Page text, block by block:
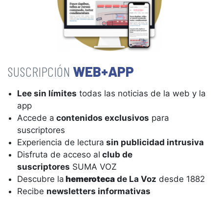
WEB+APP
Lee sin límites todas las noticias de la web y la
app
Accede a contenidos exclusivos para
suscriptores
Experiencia de lectura sin publicidad intrusiva
Disfruta de acceso al club de
suscriptores SUMA VOZ
Descubre la hemeroteca de La Voz desde 1882
Recibe newsletters informativas